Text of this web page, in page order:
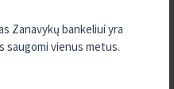
Zanavykų bankeliui yra
saugomi vienus metus.